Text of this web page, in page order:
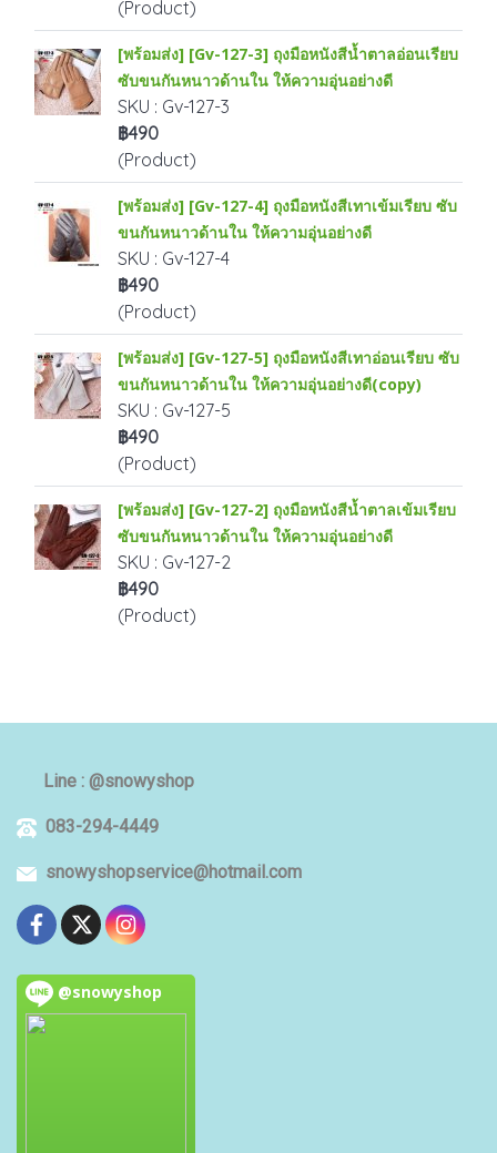
(Product)
[พร้อมส่ง] [Gv-127-3] ถุงมือหนังสีน้ำตาลอ่อนเรียบ
ซับขนกันหนาวด้านใน ให้ความอุ่นอย่างดี
SKU : Gv-127-3
฿490
(Product)
[พร้อมส่ง] [Gv-127-4] ถุงมือหนังสีเทาเข้มเรียบ ซับ
ขนกันหนาวด้านใน ให้ความอุ่นอย่างดี
SKU : Gv-127-4
฿490
(Product)
[พร้อมส่ง] [Gv-127-5] ถุงมือหนังสีเทาอ่อนเรียบ ซับ
ขนกันหนาวด้านใน ให้ความอุ่นอย่างดี(copy)
SKU : Gv-127-5
฿490
(Product)
[พร้อมส่ง] [Gv-127-2] ถุงมือหนังสีน้ำตาลเข้มเรียบ
ซับขนกันหนาวด้านใน ให้ความอุ่นอย่างดี
SKU : Gv-127-2
฿490
(Product)
Line : @snowyshop
083-294-4449
snowyshopservice@hotmail.com
@snowyshop